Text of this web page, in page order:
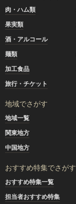
肉・ハム類
果実類
酒・アルコール
麺類
加工食品
旅行・チケット
地域でさがす
地域一覧
関東地方
中国地方
おすすめ特集でさがす
おすすめ特集一覧
担当者おすすめ特集